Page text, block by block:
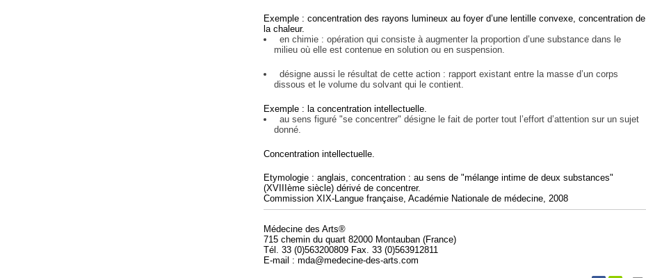
Exemple : concentration des rayons lumineux au foyer d’une lentille convexe, concentration de
la chaleur.
en chimie : opération qui consiste à augmenter la proportion d’une substance dans le
milieu où elle est contenue en solution ou en suspension.
désigne aussi le résultat de cette action : rapport existant entre la masse d’un corps
dissous et le volume du solvant qui le contient.
Exemple : la concentration intellectuelle.
au sens figuré "se concentrer" désigne le fait de porter tout l’effort d’attention sur un sujet
donné.
Concentration intellectuelle.
Etymologie : anglais, concentration : au sens de "mélange intime de deux substances"
(XVIIIème siècle) dérivé de concentrer.
Commission XIX-Langue française, Académie Nationale de médecine, 2008
Médecine des Arts®
715 chemin du quart 82000 Montauban (France)
Tél. 33 (0)563200809 Fax. 33 (0)563912811
E-mail : mda@medecine-des-arts.com